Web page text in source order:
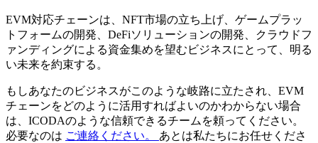
EVM対応チェーンは、NFT市場の立ち上げ、ゲームプラッ
トフォームの開発、DeFiソリューションの開発、クラウドフ
ァンディングによる資金集めを望むビジネスにとって、明る
い未来を約束する。
もしあなたのビジネスがこのような岐路に立たされ、EVM
チェーンをどのように活用すればよいのかわからない場合
は、ICODAのような信頼できるチームを頼ってください。
必要なのは ご連絡ください。
あとは私たちにお任せくださ